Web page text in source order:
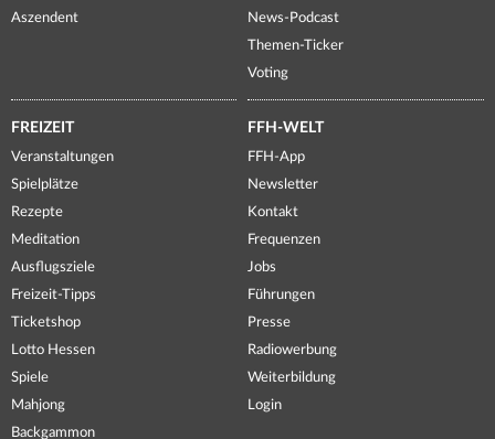
Aszendent
News-Podcast
Themen-Ticker
Voting
FREIZEIT
Veranstaltungen
Spielplätze
Rezepte
Meditation
Ausflugsziele
Freizeit-Tipps
Ticketshop
Lotto Hessen
Spiele
Mahjong
Backgammon
FFH-WELT
FFH-App
Newsletter
Kontakt
Frequenzen
Jobs
Führungen
Presse
Radiowerbung
Weiterbildung
Login